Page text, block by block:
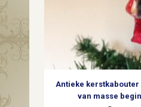
Antieke
van masse